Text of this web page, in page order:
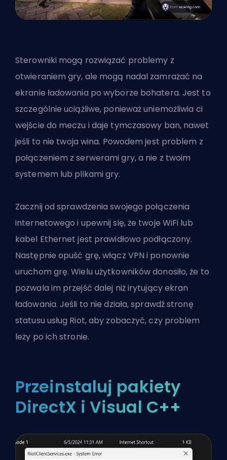
Sterowniki mogą rozwiązać problemy z
otwieraniem gry, ale mogą nadal zamrażać na
ekranie ładowania po wyborze bohatera. Jest to
szczególnie uciążliwe, ponieważ uniemożliwia ci
wejście do meczu i daje tymczasowy ban, nawet
jeśli to nie twoja wina. Powodem jest problem z
połączeniem z serwerami gry, a nie z twoim
systemem lub plikami gry.
Zacznij odsprawdzenia swojego połączenia
internetowego i upewnij się, że twoje WiFi lub
kabel Ethernet jest prawidłowo podłączony.
Następnie opuść grę, włącz VPN i ponownie
uruchom grę. Wielu użytkowników donosiło, że to
pozwala im przejść dalej niż irytujący ekran
ładowania. Jeśli to nie działa, sprawdź stronę
statusu usług Riot, aby zobaczyć, czy problem
leży po ich stronie.
Przeinstaluj pakiety
DirectX i Visual C++